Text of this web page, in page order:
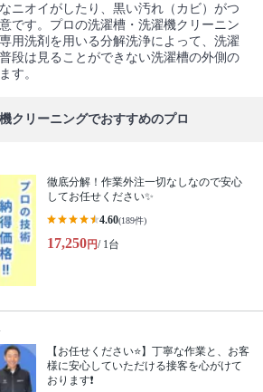
ニオイがしたり、黒い汚れ（カビ）がつ
です。プロの洗濯槽・洗濯機クリーニン
用洗剤を用いる分解洗浄によって、洗濯
段は見ることができない洗濯槽の外側の
す。
クリーニングでおすすめのプロ
徹底分解！作業外注一切なしなので安心
してお任せください✨
4.60(189件)
17,250円/ 1台
【お任せください⭐️】丁寧な作業と、お客
様に安心していただける接客を心がけて
おります❗️